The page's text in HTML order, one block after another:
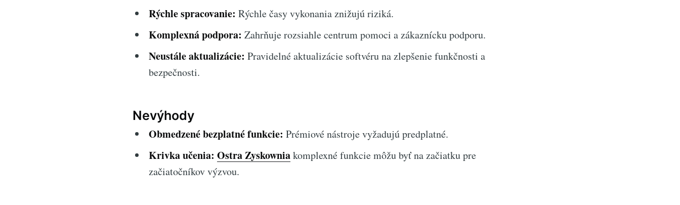
Rýchle spracovanie: Rýchle časy vykonania znižujú riziká.
Komplexná podpora: Zahrňuje rozsiahle centrum pomoci a zákaznícku podporu.
Neustále aktualizácie: Pravidelné aktualizácie softvéru na zlepšenie funkčnosti a
bezpečnosti.
Nevýhody
Obmedzené bezplatné funkcie: Prémiové nástroje vyžadujú predplatné.
Krivka učenia: Ostra Zyskowniakomplexné funkcie môžu byť na začiatku pre
začiatočníkov výzvou.